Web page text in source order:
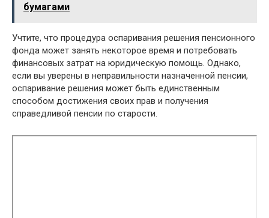
бумагами
Учтите, что процедура оспаривания решения пенсионного
фонда может занять некоторое время и потребовать
финансовых затрат на юридическую помощь. Однако,
если вы уверены в неправильности назначенной пенсии,
оспаривание решения может быть единственным
способом достижения своих прав и получения
справедливой пенсии по старости.